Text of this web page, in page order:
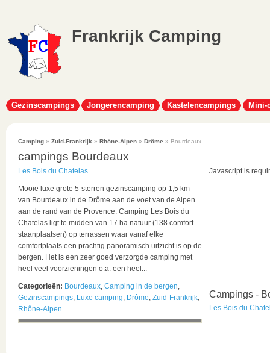
Frankrijk Camping
Gezinscampings Jongerencamping Kastelencampings Mini-
Camping » Zuid-Frankrijk » Rhône-Alpen » Drôme » Bourdeaux
campings Bourdeaux
Les Bois du Chatelas
Mooie luxe grote 5-sterren gezinscamping op 1,5 km
van Bourdeaux in de Drôme aan de voet van de Alpen
aan de rand van de Provence. Camping Les Bois du
Chatelas ligt te midden van 17 ha natuur (138 comfort
staanplaatsen) op terrassen waar vanaf elke
comfortplaats een prachtig panoramisch uitzicht is op de
bergen. Het is een zeer goed verzorgde camping met
heel veel voorzieningen o.a. een heel...
Categorieën: Bourdeaux, Camping in de bergen,
Gezinscampings, Luxe camping, Drôme, Zuid-Frankrijk,
Rhône-Alpen
Javascript is
Campings -
Les Bois du